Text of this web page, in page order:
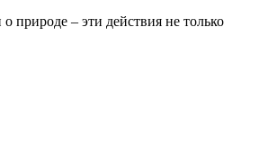
природе – эти действия не только